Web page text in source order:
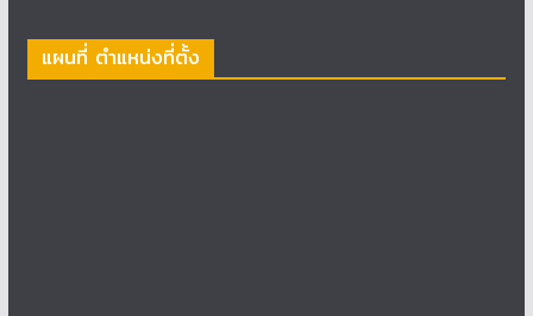
แผนที่ ตำแหน่งที่ตั้ง